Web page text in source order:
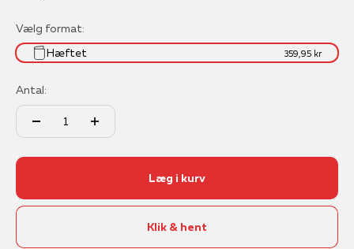
Vælg format:
Hæftet
359,95 kr
Antal:
Læg i kurv
Klik & hent